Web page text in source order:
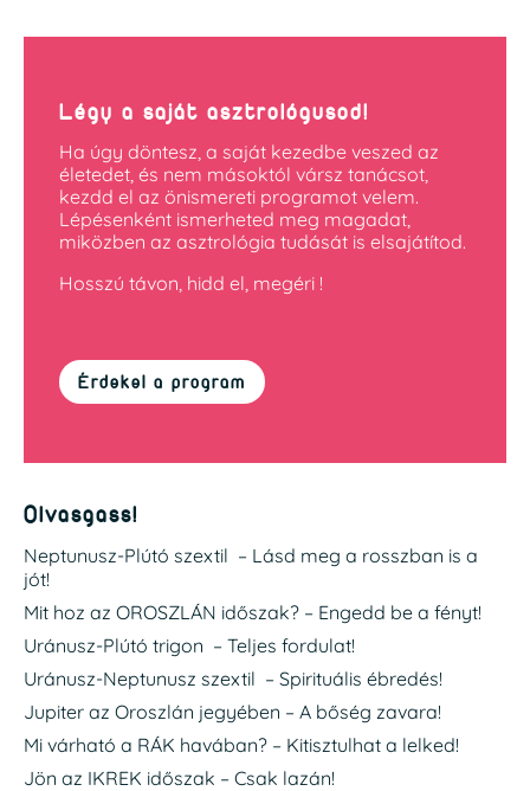
Légy a saját asztrológusod!
Ha úgy döntesz, a saját kezedbe veszed az
életedet, és nem másoktól vársz tanácsot,
kezdd el az önismereti programot velem.
Lépésenként ismerheted meg magadat,
miközben az asztrológia tudását is elsajátítod.
Hosszú távon, hidd el, megéri !
Érdekel a program
Olvasgass!
Neptunusz-Plútó szextil – Lásd meg a rosszban is a
jót!
Mit hoz az OROSZLÁN időszak? – Engedd be a fényt!
Uránusz-Plútó trigon – Teljes fordulat!
Uránusz-Neptunusz szextil – Spirituális ébredés!
Jupiter az Oroszlán jegyében – A bőség zavara!
Mi várható a RÁK havában? – Kitisztulhat a lelked!
Jön az IKREK időszak – Csak lazán!